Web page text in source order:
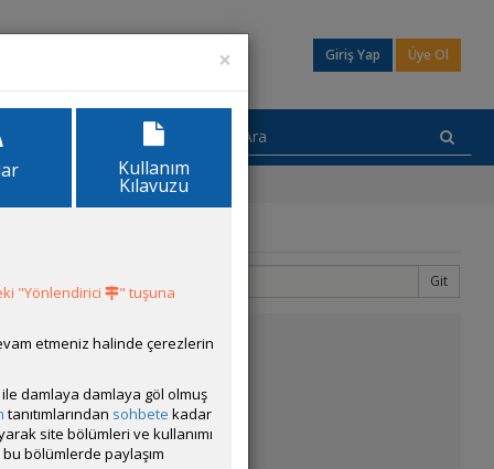
Giriş Yap Üye Ol
Git
×
Kullanım
Kılavuzu
"Yönlendirici " tuşuna
etmeniz halinde çerezlerin
ile damlaya damlaya göl olmuş
tanıtımlarından sohbete kadar
site bölümleri ve kullanımı
bölümlerde paylaşım